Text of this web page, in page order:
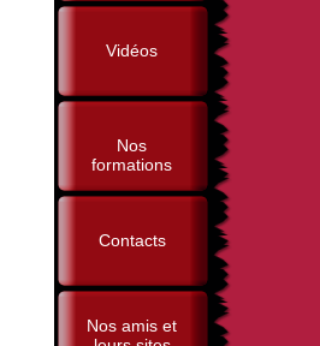
Vidéos
Nos
formations
Contacts
Nos amis et